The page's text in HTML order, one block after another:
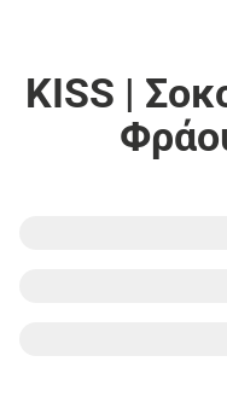
KISS |